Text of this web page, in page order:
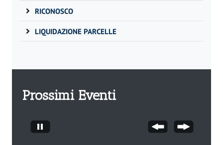
RICONOSCO
LIQUIDAZIONE PARCELLE
Prossimi Eventi